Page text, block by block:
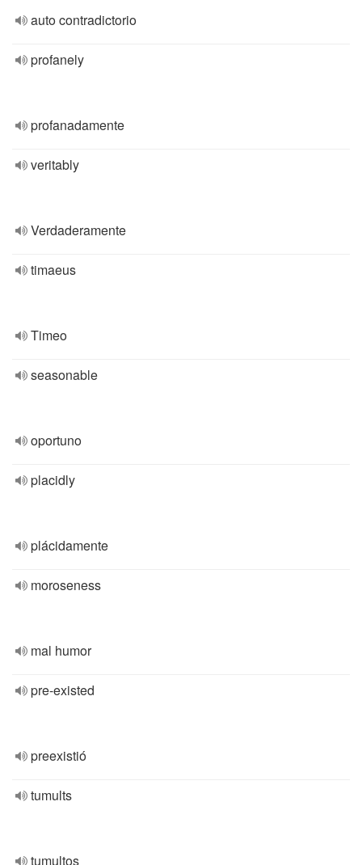
auto contradictorio
profanely
profanadamente
veritably
Verdaderamente
timaeus
Timeo
seasonable
oportuno
placidly
plácidamente
moroseness
mal humor
pre-existed
preexistió
tumults
tumultos